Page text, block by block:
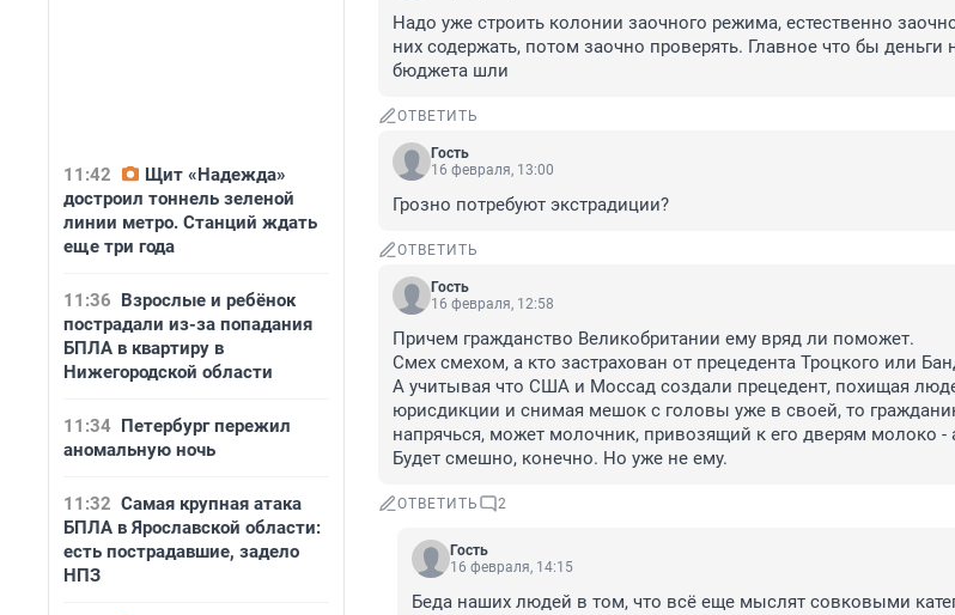
11:42
Щит «Надежда»
достроил тоннель зеленой
линии метро. Станций ждать
еще три года
11:36 Взрослые и ребёнок
пострадали из-за попадания
БПЛА в квартиру в
Нижегородской области
11:34 Петербург пережил
аномальную ночь
11:32 Самая крупная атака
БПЛА в Ярославской области:
есть пострадавшие, задело
НПЗ
Надо уже строить колонии заочного режима, естественно
них содержать, потом заочно проверять. Главное что бы деньги
бюджета шли
ОТВЕТИТЬ
Гость
16 февраля, 13:00
Грозно потребуют экстрадиции?
ОТВЕТИТЬ
Гость
16 февраля, 12:58
Причем гражданство Великобритании ему вряд ли поможет.
Смех смехом, а кто застрахован от прецедента Троцкого или
А учитывая что США и Моссад создали прецедент, похищая
юрисдикции и снимая мешок с головы уже в своей, то
напрячься, может молочник, привозящий к его дверям молоко -
Будет смешно, конечно. Но уже не ему.
ОТВЕТИТЬ 2
Гость
16 февраля, 14:15
Беда наших людей в том, что всё еще мыслят совковыми